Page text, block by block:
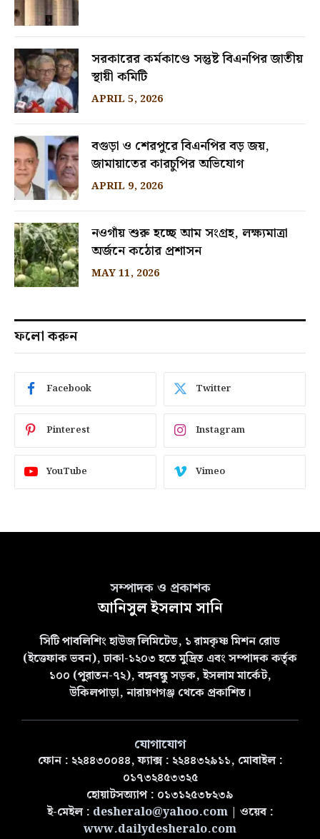
সরকারের কর্মকাণ্ডে সন্তুষ্ট বিএনপির জাতীয়
স্থায়ী কমিটি
APRIL 5, 2026
বগুড়া ও শেরপুরে বিএনপির বড় জয়,
জামায়াতের কারচুপির অভিযোগ
APRIL 9, 2026
নওগাঁয় শুরু হচ্ছে আম সংগ্রহ, লক্ষ্যমাত্রা
অর্জনে কঠোর প্রশাসন
MAY 11, 2026
ফলো করুন
Facebook Twitter
Pinterest Instagram
YouTube Vimeo
সম্পাদক ও প্রকাশক
আনিসুল ইসলাম সানি
সিটি পাবলিশিং হাউজ লিমিটেড, ১ রামকৃষ্ণ মিশন রোড
(ইত্তেফাক ভবন), ঢাকা-১২০৩ হতে মুদ্রিত এবং সম্পাদক কর্তৃক
১০০ (পুরাতন-৭২), বঙ্গবন্ধু সড়ক, ইসলাম মার্কেট,
উকিলপাড়া, নারায়ণগঞ্জ থেকে প্রকাশিত।
যোগাযোগ
ফোন : ২২৪৪৩০০৪৪, ফ্যাক্স : ২২৪৪৩২৯১১, মোবাইল :
০১৭৩২৪৫৩৩২৫
হোয়াটসঅ্যাপ : ০১৩১২৫৩৮২৩৯
ই-মেইল : desheralo@yahoo.com| ওয়েব :
www.dailydesheralo.com